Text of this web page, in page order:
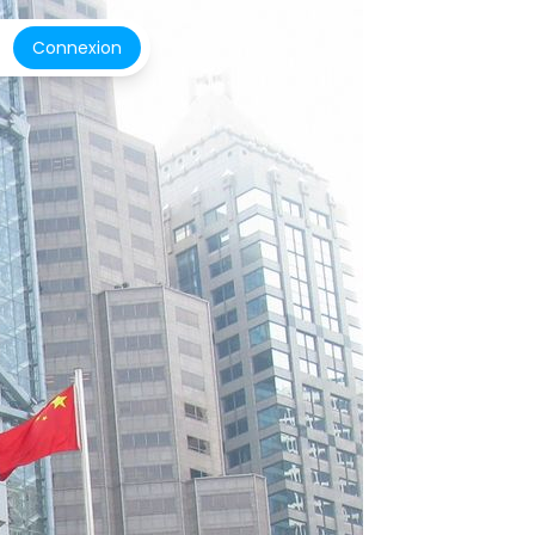
Connexion